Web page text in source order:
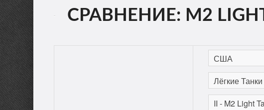
СРАВНЕНИЕ: M2 LIGHT